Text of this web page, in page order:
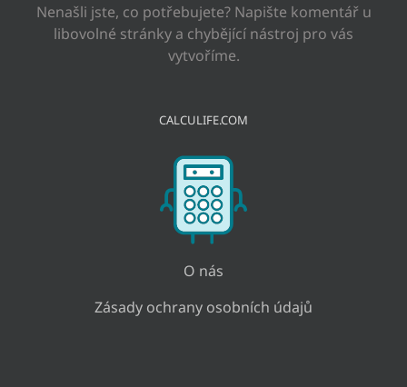
Nenašli jste, co potřebujete? Napište komentář u
libovolné stránky a chybějící nástroj pro vás
vytvoříme.
CALCULIFE.COM
O nás
Zásady ochrany osobních údajů